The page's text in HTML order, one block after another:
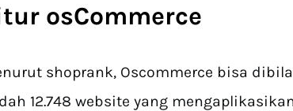
osCommerce
shoprank, Oscommerce bisa
12.748 website yang